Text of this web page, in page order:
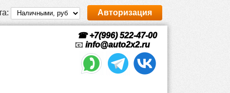
Авторизация
☎ +7(996) 522-47-00
📧 info@auto2x2.ru